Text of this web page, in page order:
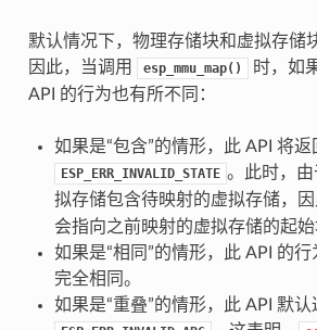
默认情况下，物理存储块和虚拟存储
因此，当调用
esp_mmu_map()
时，如
API 的行为也有所不同：
如果是“包含”的情形，此 API 将返
ESP_ERR_INVALID_STATE 。此时，
拟存储包含待映射的虚拟存储，
会指向之前映射的虚拟存储的起始
如果是“相同”的情形，此 API 的行
完全相同。
如果是“重叠”的情形，此 API 默认